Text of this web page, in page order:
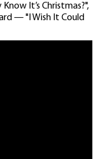
It’s Christmas?",
— "I Wish It Could